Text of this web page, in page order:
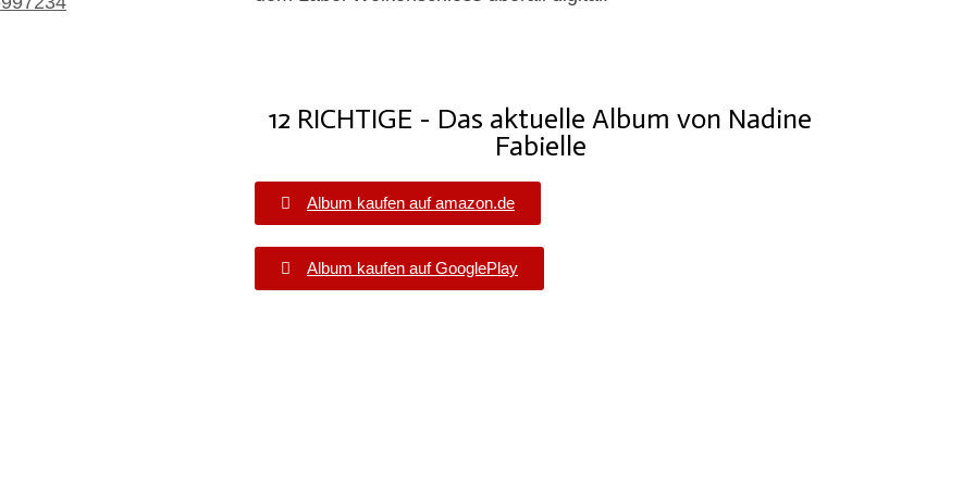
12 RICHTIGE - Das aktuelle Album von Nadine
Fabielle
Album kaufen auf amazon.de
Album kaufen auf GooglePlay